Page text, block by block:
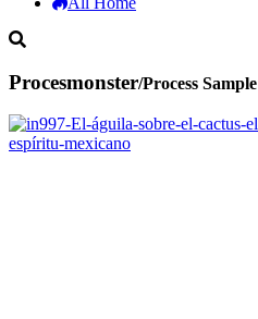
Procesmonster/Process Sample